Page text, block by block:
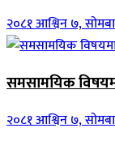
२०८१ आश्विन ७,
समसामयिक
२०८१ आश्विन ७,